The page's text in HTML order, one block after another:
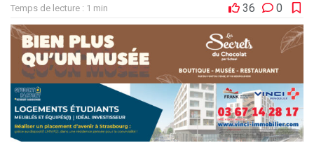
Temps de lecture : 1 min
36 0